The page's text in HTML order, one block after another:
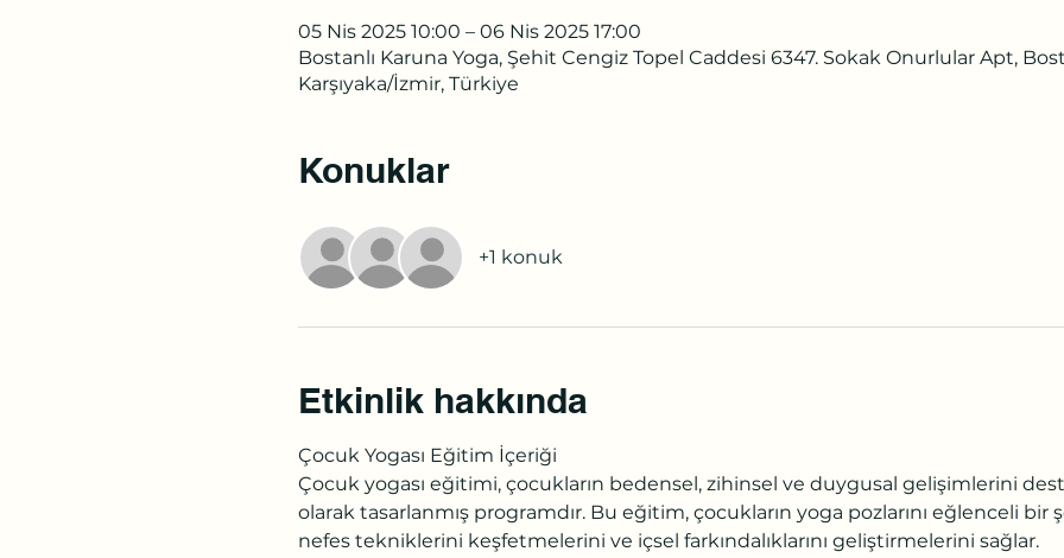
05 Nis 2025 10:00 – 06 Nis 2025 17:00
Bostanlı Karuna Yoga, Şehit Cengiz Topel Caddesi 6347. Sokak Onurlular Apt,
Karşıyaka/İzmir, Türkiye
Konuklar
+1 konuk
Etkinlik hakkında
Çocuk Yogası Eğitim İçeriği
Çocuk yogası eğitimi, çocukların bedensel, zihinsel ve duygusal gelişimlerini
olarak tasarlanmış programdır. Bu eğitim, çocukların yoga pozlarını eğlenceli
nefes tekniklerini keşfetmelerini ve içsel farkındalıklarını geliştirmelerini sağlar.